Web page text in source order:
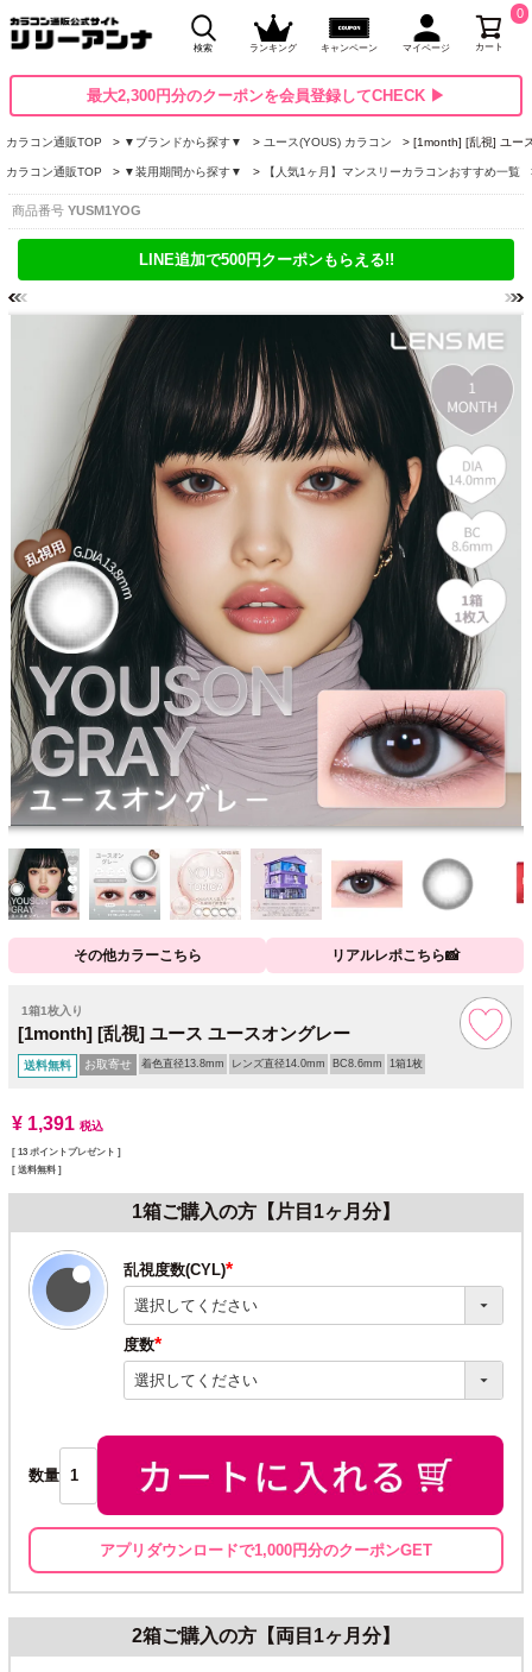
検索 ランキング キャンペーン マイページ カート
0
最大2,300円分のクーポンを会員登録してCHECK ▶
カラコン通販TOP ▼ブランドから探す▼ ユース(YOUS) カラコン [1month] [乱視] ユー
カラコン通販TOP ▼装用期間から探す▼ 【人気1ヶ月】マンスリーカラコンおすすめ一覧
商品番号 YUSM1YOG
LINE追加で500円クーポンもらえる!!
その他カラーこちら リアルレポこちら📸
1箱1枚入り
[1month] [乱視] ユース ユースオングレー
送料無料 お取寄せ 着色直径13.8mm レンズ直径14.0mm BC8.6mm 1箱1枚
¥ 1,391 税込
[ 13 ポイントプレゼント ]
送料無料
1箱ご購入の方【片目1ヶ月分】
乱視度数(CYL)
(必
須)
度数
(必
須)
数量
アプリダウンロードで1,000円分のクーポンGET
2箱ご購入の方【両目1ヶ月分】